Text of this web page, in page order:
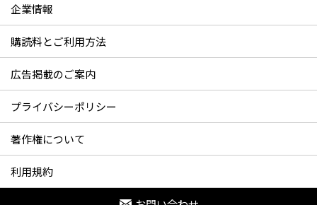
企業情報
購読料とご利用方法
広告掲載のご案内
プライバシーポリシー
著作権について
利用規約